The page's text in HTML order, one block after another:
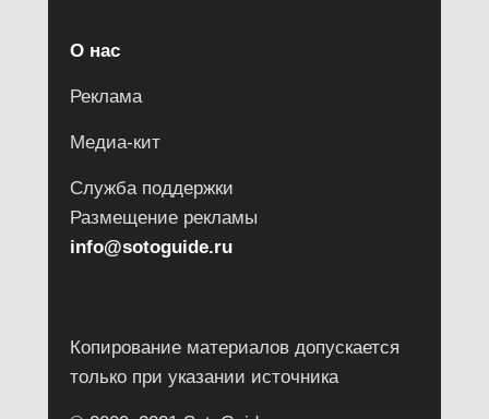
О нас
Реклама
Медиа-кит
Служба поддержки
Размещение рекламы
info@sotoguide.ru
Копирование материалов допускается
только при указании источника